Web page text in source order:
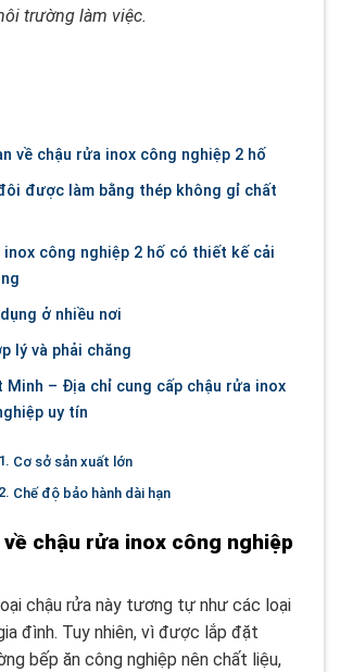
trường làm việc.
về chậu rửa inox công nghiệp 2 hố
được làm bằng thép không gỉ chất
inox công nghiệp 2 hố có thiết kế cải
ở nhiều nơi
lý và phải chăng
Minh – Địa chỉ cung cấp chậu rửa inox
uy tín
Cơ sở sản xuất lớn
Chế độ bảo hành dài hạn
về chậu rửa inox công nghiệp
chậu rửa này tương tự như các loại
đình. Tuy nhiên, vì được lắp đặt
bếp ăn công nghiệp nên chất liệu,